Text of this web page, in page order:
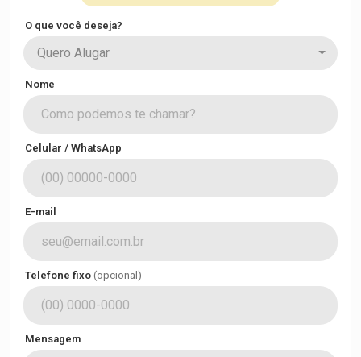
O que você deseja?
Quero Alugar
Nome
Celular / WhatsApp
E-mail
Telefone fixo (opcional)
Mensagem